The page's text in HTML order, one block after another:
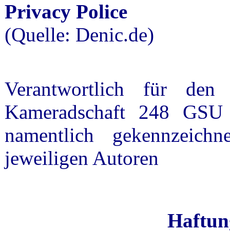
Privacy Police
(Quelle: Denic.de)
Verantwortlich für
Kameradschaft 248
namentlich
jeweiligen Autoren